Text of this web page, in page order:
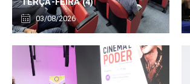
TERÇA-FEIRA (4)
03/08/2026